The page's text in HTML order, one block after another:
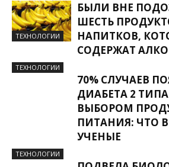
ТЕХНОЛОГИИ
БЫЛИ ВНЕ
ШЕСТЬ
НАПИТКОВ,
СОДЕРЖАТ
ТЕХНОЛОГИИ
70% СЛУЧАЕВ
ДИАБЕТА 2
ВЫБОРОМ
ПИТАНИЯ: ЧТО
УЧЕНЫЕ
ТЕХНОЛОГИИ